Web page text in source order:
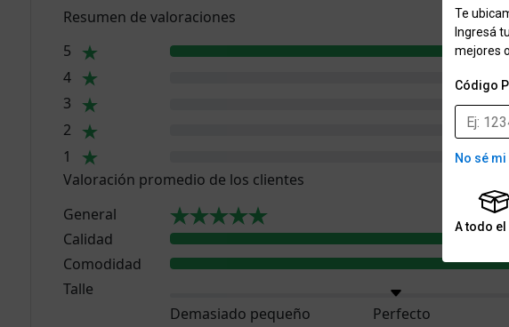
Te
Ingresá
mejores
Código
No sé
A todo el
Resumen de valoraciones
5
4
3
2
1
Valoración promedio de los clientes
General
Calidad
Comodidad
Talle
Demasiado pequeño
Perfecto